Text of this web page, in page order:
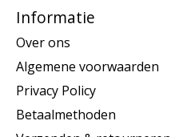
Informatie
Over ons
Algemene voorwaarden
Privacy Policy
Betaalmethoden